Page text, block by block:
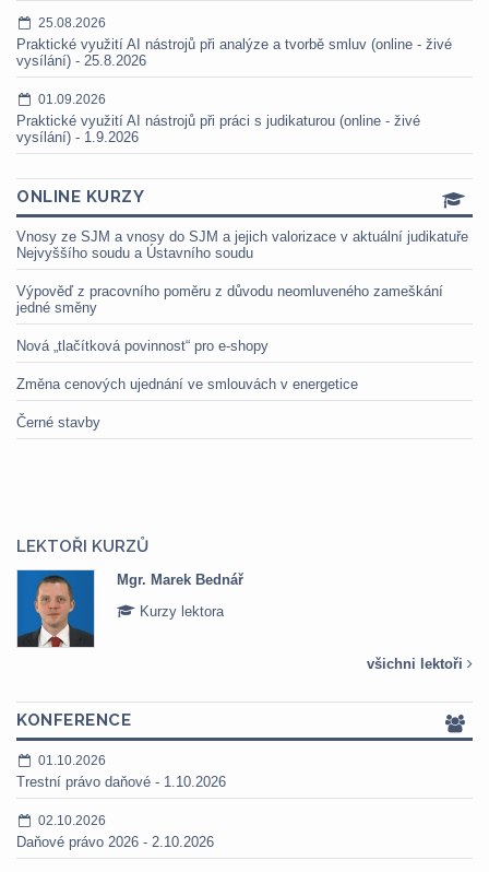
25.08.2026
Praktické využití AI nástrojů při analýze a tvorbě smluv (online - živé
vysílání) - 25.8.2026
01.09.2026
Praktické využití AI nástrojů při práci s judikaturou (online - živé
vysílání) - 1.9.2026
ONLINE KURZY
Vnosy ze SJM a vnosy do SJM a jejich valorizace v aktuální judikatuře
Nejvyššího soudu a Ústavního soudu
Výpověď z pracovního poměru z důvodu neomluveného zameškání
jedné směny
Nová „tlačítková povinnost“ pro e-shopy
Změna cenových ujednání ve smlouvách v energetice
Černé stavby
LEKTOŘI KURZŮ
Mgr. Marek Bednář
Kurzy lektora
všichni lektoři
KONFERENCE
01.10.2026
Trestní právo daňové - 1.10.2026
02.10.2026
Daňové právo 2026 - 2.10.2026